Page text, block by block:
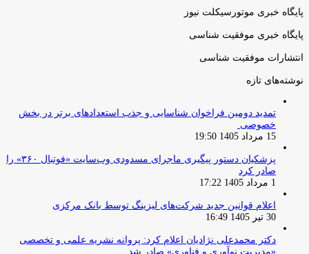
پایگاه خبری موتورسیکلت نیوز
پایگاه خبری موفقیت شناسی
انتشارات موفقیت شناسی
نوشته‌های تازه
تمدید دومین فراخوان شناسایی و جذب استعدادهای برتر در بخش
خصوصی
15 مرداد 1405 19:50
پزشکیان دستور پیگیری ماجرای مسدودی وب‌سایت «فوتبال ۳۶۰» را
صادر کرد
1 مرداد 1405 17:22
اعلام قوانین جدید شرکت‌های لیزینگ توسط بانک مرکزی
30 تیر 1405 16:49
دکتر محمدعلی نژادیان اعلام کرد: پروانه نشریه علمی و تخصصی
«مدیریت نوآوری و فناوری» صادر شد